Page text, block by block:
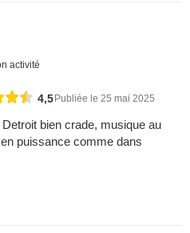
activité
4,5Publiée le 25 mai 2025
bien crade, musique au
puissance comme dans